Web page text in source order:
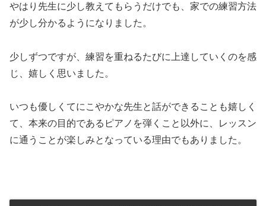
やはり先生に少し教えてもらうだけでも、家での練習方法
が少し分かるようになりました。
少しずつですが、練習を重ねるたびに上達していくのを感
じ、嬉しく思いました。
いつも優しくてにこやかな先生と話ができることも嬉しく
て、本来の目的であるピアノを弾くこと以外に、レッスン
に通うことが楽しみとなっている理由でもありました。